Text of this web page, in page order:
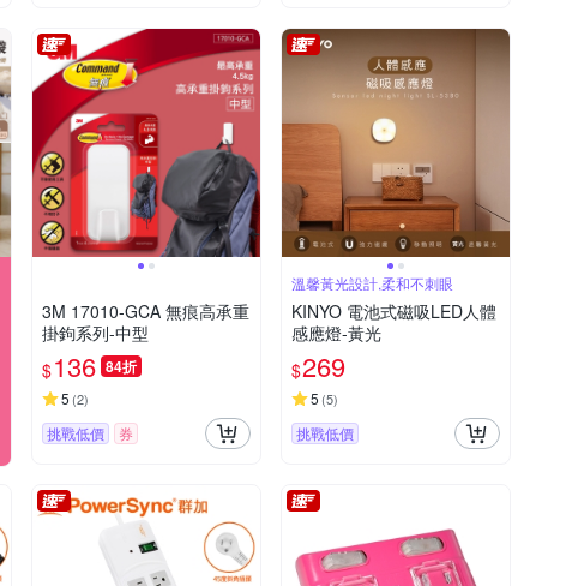
3M 17010-GCA 無痕高承重
掛鉤系列-中型
$136 84折
5 (2)
挑戰低價 券
溫馨黃光設計,柔和不刺眼
KINYO 電池式磁吸LED人體
感應燈-黃光
$269
5 (5)
挑戰低價